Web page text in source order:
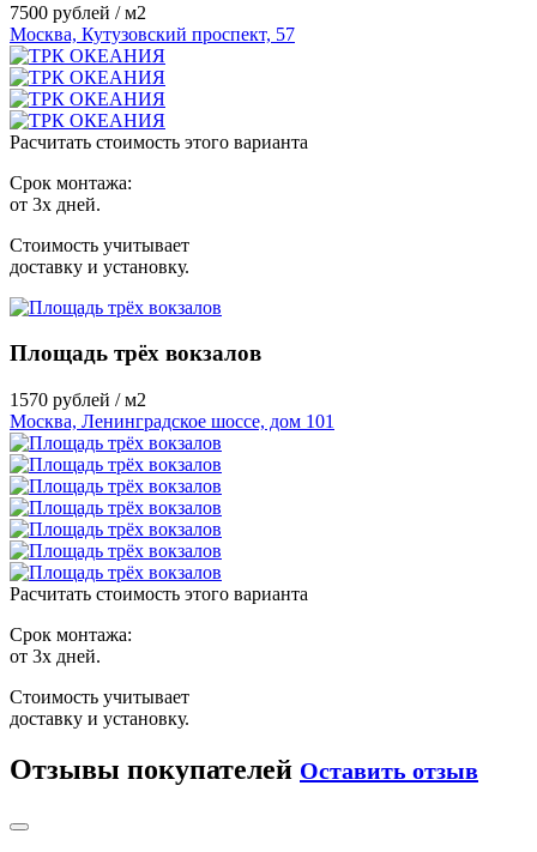
7500 рублей / м2
Москва, Кутузовский проспект, 57
Расчитать стоимость этого варианта
Срок монтажа:
от 3х дней.
Стоимость учитывает
доставку и установку.
Площадь трёх вокзалов
1570 рублей / м2
Москва, Ленинградское шоссе, дом 101
Расчитать стоимость этого варианта
Срок монтажа:
от 3х дней.
Стоимость учитывает
доставку и установку.
Отзывы покупателей Оставить отзыв